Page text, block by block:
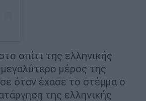
σπίτι της ελληνικής
μέρος της
όταν έχασε το στέμμα ο
της ελληνικής